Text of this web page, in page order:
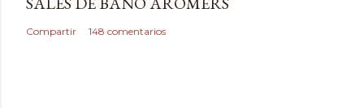
Compartir 148 comentarios